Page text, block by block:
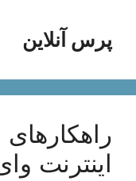
محتواپرس آنلاین
اینترنت